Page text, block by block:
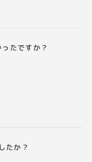
たですか？
たか？